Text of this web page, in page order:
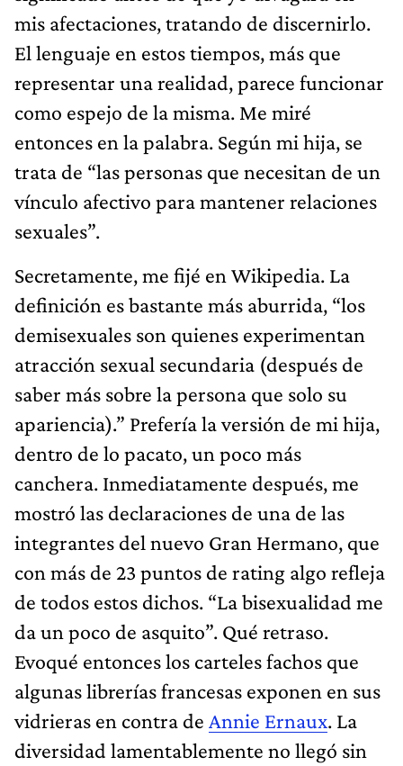
mis afectaciones, tratando de discernirlo.
El lenguaje en estos tiempos, más que
representar una realidad, parece funcionar
como espejo de la misma. Me miré
entonces en la palabra. Según mi hija, se
trata de “las personas que necesitan de un
vínculo afectivo para mantener relaciones
sexuales”.
Secretamente, me fijé en Wikipedia. La
definición es bastante más aburrida, “los
demisexuales son quienes experimentan
atracción sexual secundaria (después de
saber más sobre la persona que solo su
apariencia).” Prefería la versión de mi hija,
dentro de lo pacato, un poco más
canchera. Inmediatamente después, me
mostró las declaraciones de una de las
integrantes del nuevo Gran Hermano, que
con más de 23 puntos de rating algo refleja
de todos estos dichos. “La bisexualidad me
da un poco de asquito”. Qué retraso.
Evoqué entonces los carteles fachos que
algunas librerías francesas exponen en sus
vidrieras en contra de Annie Ernaux. La
diversidad lamentablemente no llegó sin